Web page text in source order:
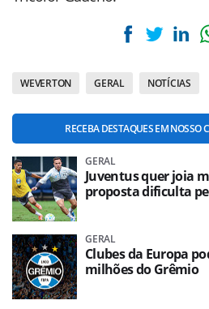
WEVERTON GERAL NOTÍCIAS
RECEBA DESTAQUES EM NOSSO
GERAL
Juventus quer joia
proposta dificulta
GERAL
Clubes da Europa
milhões do Grêmio